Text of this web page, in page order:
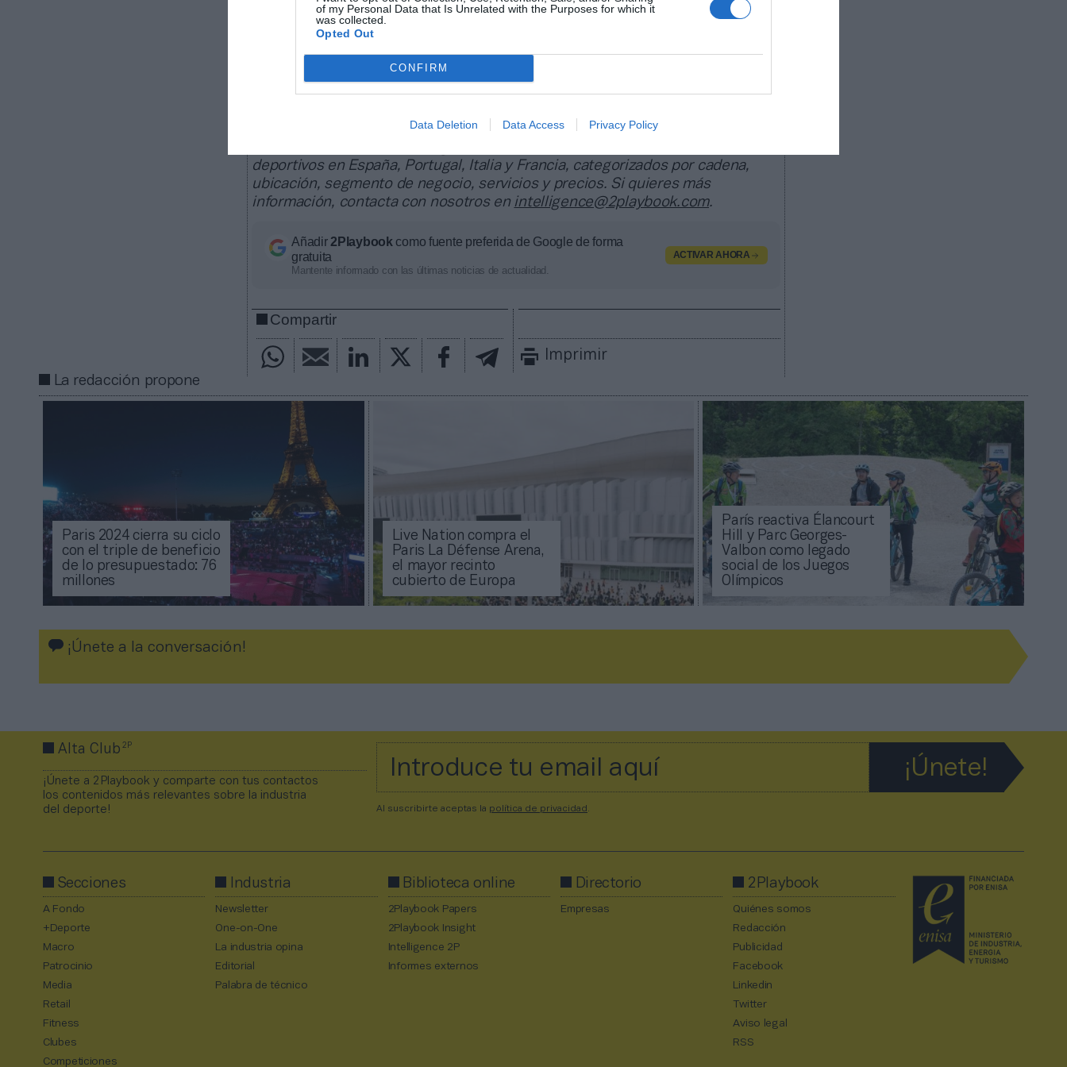
of my Personal Data that Is Unrelated with the Purposes for which it
was collected.
Opted Out
CONFIRM
Data Deletion Data Access Privacy Policy
Sobre Intelligence 2P
es la unidad de estrategia e inteligencia de mercado de
2Playbook, cuya plataforma de datos monitoriza en tiempo real el negocio de
rendimiento anual de las compañías en sus distintas líneas de actividad.
deportivos en España, Portugal, Italia y Francia, categorizados por cadena,
ubicación, segmento de negocio, servicios y precios. Si quieres más
información, contacta con nosotros en intelligence@2playbook.com.
Añadir2Playbook como fuente preferida de Google de forma
gratuita
Mantente informado con las últimas noticias de actualidad.
ACTIVAR AHORA
Compartir
Imprimir
La redacción propone
Paris 2024 cierra su ciclo
con el triple de beneficio
de lo presupuestado: 76
millones
Live Nation compra el
Paris La Défense Arena,
el mayor recinto
cubierto de Europa
París reactiva Élancourt
Hill y Parc Georges-
Valbon como legado
social de los Juegos
Olímpicos
¡Únete a la conversación!
Alta Club2P
¡Únete a 2Playbook y comparte con tus contactos
los contenidos más relevantes sobre la industria
del deporte!
Al suscribirte aceptas la política de privacidad
Secciones
A Fondo
+Deporte
Macro
Patrocinio
Media
Retail
Fitness
Clubes
Competiciones
Industria
Newsletter
One-on-One
La industria opina
Editorial
Palabra de técnico
Biblioteca online
2Playbook Papers
2Playbook Insight
Intelligence 2P
Informes externos
Directorio
Empresas
2Playbook
Quiénes somos
Redacción
Publicidad
Facebook
Linkedin
Twitter
Aviso legal
RSS